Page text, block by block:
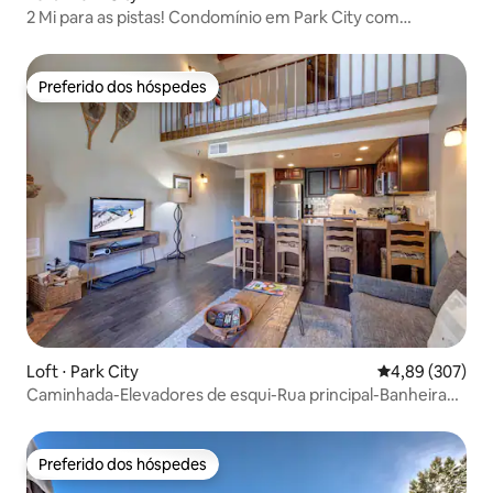
2 Mi para as pistas! Condomínio em Park City com
Preferido dos hóspedes
Preferido dos hóspedes
Loft ⋅ Park City 4,89 de uma
4,89 (307)
Caminhada-Elevadores de esqui-Rua principal-Banheira
Preferido dos hóspedes
Preferido dos hóspedes